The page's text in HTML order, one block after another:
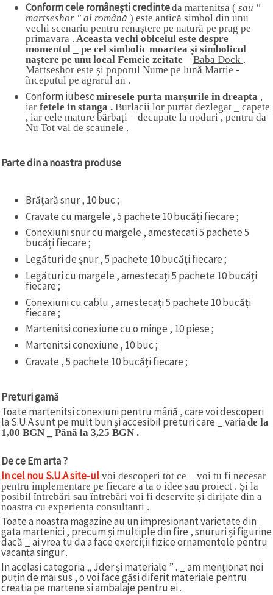
Conform cele româneşti credinteda martenitsa ( sau "
martseshor " al română ) este antică simbol din unu
vechi scenariu pentru renaştere pe natură pe prag pe
primavara . Aceasta vechi obiceiul este despre
momentul _ pe cel simbolic moartea și simbolicul
naștere pe unu local Femeie zeitate – Baba Dock .
Martseshor este și poporul Nume pe lună Martie -
începutul pe agrarul an .
Conform iubesc miresele purta marşurile in dreapta ,
iar fetele in stanga . Burlacii lor purtat dezlegat _ capete
, iar cele mature bărbați – decupate la noduri , pentru da
Nu Tot val de scaunele .
Parte din a noastra produse
Brăţară snur , 10 buc ;
Cravate cu margele , 5 pachete 10 bucăți fiecare ;
Conexiuni snur cu margele , amestecati 5 pachete 5
bucăți fiecare ;
Legături de șnur , 5 pachete 10 bucăți fiecare ;
Legături cu margele , amestecați 5 pachete 10 bucăți
fiecare ;
Conexiuni cu cablu , amestecați 5 pachete 10 bucăți
fiecare ;
Martenitsi conexiune cu o minge , 10 piese ;
Martenitsi conexiune , 10 buc ;
Cravate , 5 pachete 10 bucăți fiecare ;
Preturi gamă
Toate martenitsi conexiuni pentru mână , care voi descoperi
la S.U.A sunt pe mult bun și accesibil preturi care _ variade la
1,00 BGN _ Până la 3,25 BGN .
De ce Em arta ?
Incel nou S.U.Asite-ul voi descoperi tot ce _ voi tu fi necesar
pentru implementare pe fiecare a ta o idee sau proiect . Și la
posibil întrebări sau întrebări voi fi deservite și dirijate din a
noastra cu experienta consultanti .
Toate a noastra magazine au un impresionant varietate din
gata martenici , precum și multiple din fire , snururi și figurine
dacă _ ai vrea tu da a face exerciţii fizice ornamentele pentru
vacanța singur .
In acelasi categoria „ Jder și materiale ” . _ am menționat noi
puțin de mai sus , o voi face găsi diferit materiale pentru
creatia pe martene si ambalaje pentru ei .